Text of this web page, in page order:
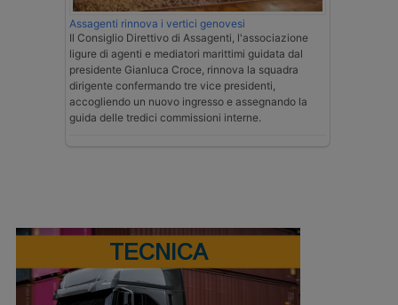
Assagenti rinnova i vertici genovesi
Il Consiglio Direttivo di Assagenti, l'associazione
ligure di agenti e mediatori marittimi guidata dal
presidente Gianluca Croce, rinnova la squadra
dirigente confermando tre vice presidenti,
accogliendo un nuovo ingresso e assegnando la
guida delle tredici commissioni interne.
TECNICA